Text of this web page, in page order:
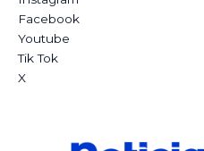
Facebook
Youtube
Tik Tok
X